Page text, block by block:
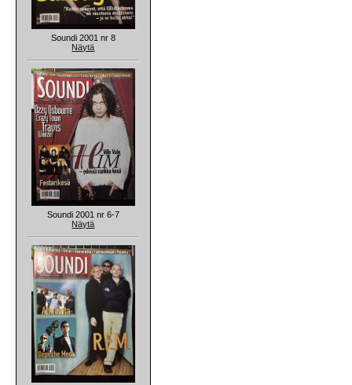
Soundi 2001 nr 8
Näytä
Soundi 2001 nr 6-7
Näytä